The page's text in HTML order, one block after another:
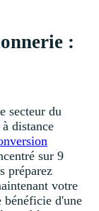
:
secteur du
distance
sur 9
préparez
votre
d'une